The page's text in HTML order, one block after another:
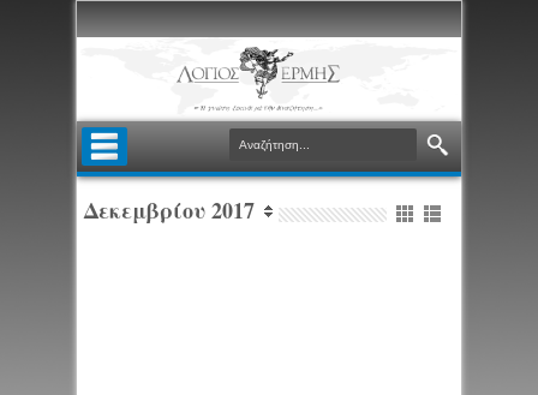
Δεκεμβρίου 2017